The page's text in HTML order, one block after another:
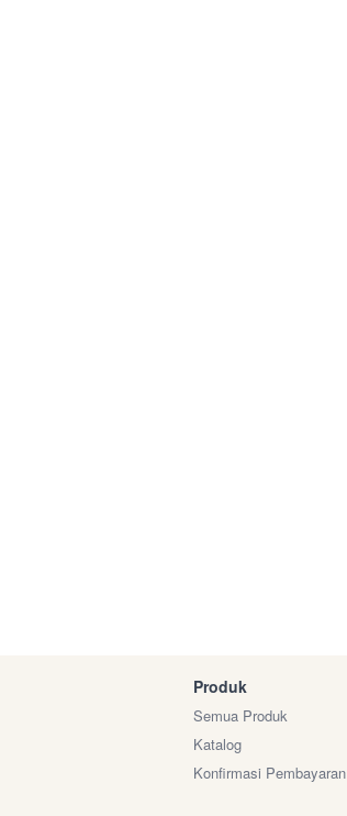
Produk
Semua Produk
Katalog
Konfirmasi Pembayaran